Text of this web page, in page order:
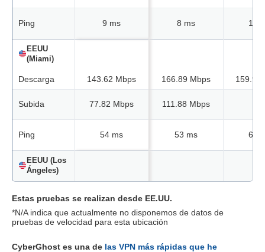
Ping
EEUU
(Miami)
Descarga
Subida
Ping
EEUU (Los
Ángeles)
Subida
Ping
9 ms
143.62 Mbps
77.82 Mbps
54 ms
103.06 Mbps
42 ms
8 ms
166.89 Mbps
111.88 Mbps
53 ms
66.42 Mbps
42 ms
12
159.95
61
Estas pruebas se realizan desde EE.UU.
*N/A indica que actualmente no disponemos de datos de
pruebas de velocidad para esta ubicación
CyberGhost es una de las VPN más rápidas que he